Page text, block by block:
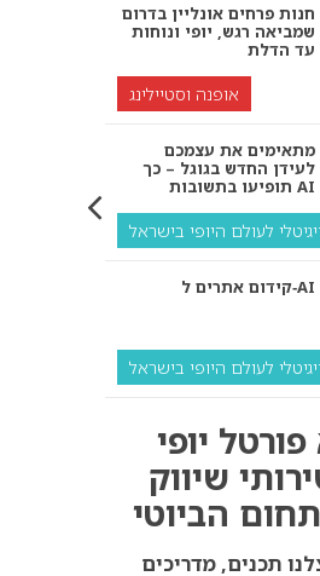
חנות פרחים אונליין בדרום
שמביאה רגש, יופי ונוחות
עד הדלת
אופנה וסטיילינג
מתאימים את עצמכם
לעידן החדש בגוגל – כך
תופיעו בתשובות AI
לעולם היופי בישראל
קידום אתרים ל‑AI
לעולם היופי בישראל
ולמה העסק שלך צריך
שיווק דיגיטלי לעסקים
קידום ל‑AI לעומת קידום
יופי
שיווק
הביוטי
תכנים, מדריכים